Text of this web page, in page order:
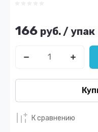
166 руб. /упак
К сравнению